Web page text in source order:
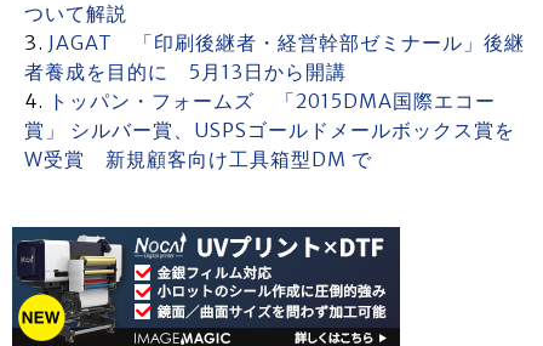
ついて解説
JAGAT 「印刷後継者・経営幹部ゼミナール」後継
者養成を目的に 5月13日から開講
トッパン・フォームズ 「2015DMA国際エコー
賞」 シルバー賞、USPSゴールドメールボックス賞を
W受賞 新規顧客向け工具箱型DM で